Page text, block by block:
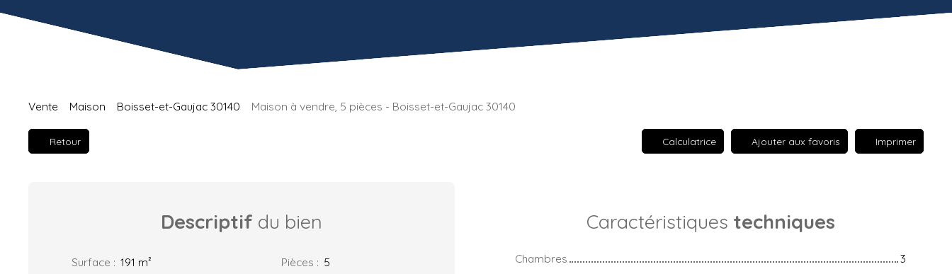
Vente Maison Boisset-et-Gaujac 30140 Maison à vendre, 5 pièces - Boisset-et-Gaujac 30140
Retour Calculatrice Ajouter aux favoris Imprimer
Descriptif du bien
Surface : 191 m² Pièces : 5
Caractéristiques techniques
Chambres
3